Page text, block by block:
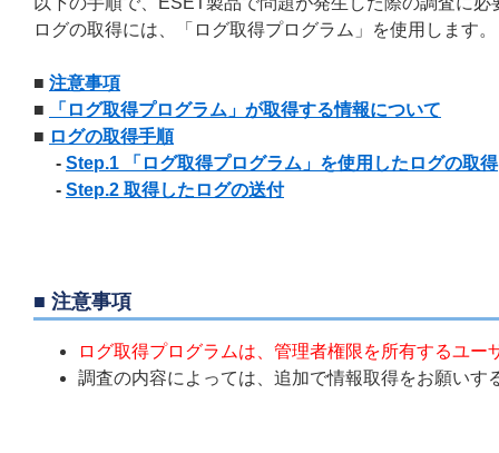
ログの取得には、「ログ取得プログラム」を使用します。
■ 注意事項
■
「ログ取得プログラム」が取得する情報について
■ ログの取得手順
- Step.1 「ログ取得プログラム」を使用したログの取得
- Step.2 取得したログの送付
■ 注意事項
ログ取得プログラムは、管理者権限を所有するユー
調査の内容によっては、追加で情報取得をお願い